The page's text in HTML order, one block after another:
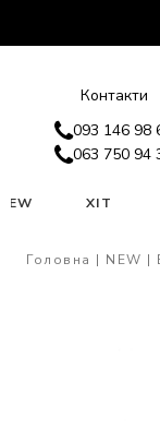
Контакти
093 146 98
063 750 94
ХІТ
Головна NEW